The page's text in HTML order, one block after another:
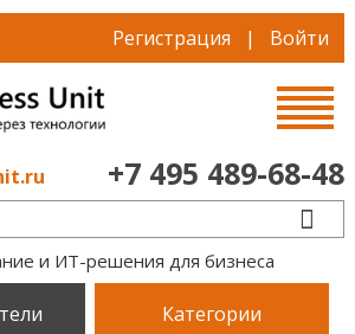
Регистрация | Войти
+7 495 489-68-48
и ИТ-решения для бизнеса
Категории